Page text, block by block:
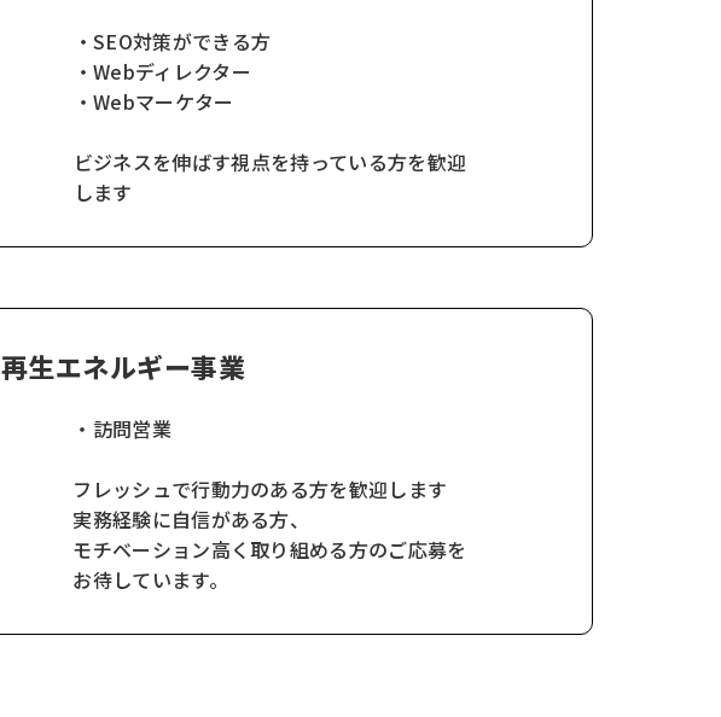
・SEO対策ができる方
・Webディレクター
・Webマーケター
ビジネスを伸ばす視点を持っている方を歓迎
します
再生エネルギー事業
・訪問営業
フレッシュで行動力のある方を歓迎します
実務経験に自信がある方、
モチベーション高く取り組める方のご応募を
お待しています。